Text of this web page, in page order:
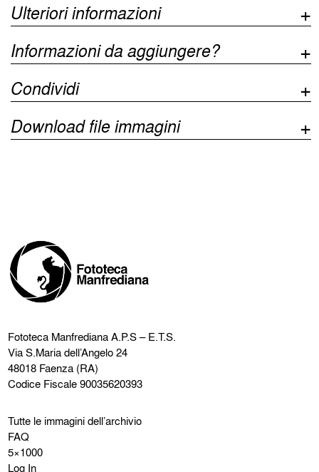
Ulteriori informazioni
Informazioni da aggiungere?
Condividi
Download file immagini
Fototeca ManfredianaA.P.S – E.T.S.
Via S.Maria dell’Angelo 24
48018 Faenza (RA)
Codice Fiscale 90035620393
Tutte le immagini dell’archivio
FAQ
5×1000
Log In